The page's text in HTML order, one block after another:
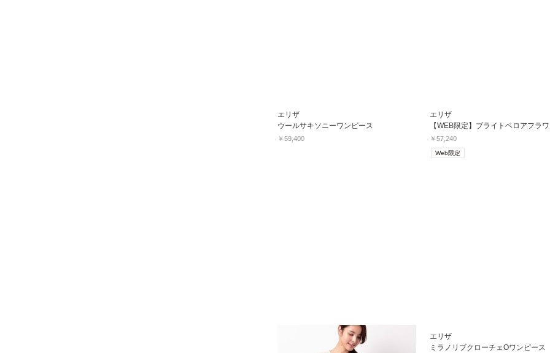
エリザ
ウールサキソニーワンピース
￥59,400
エリザ
￥57,240
Web限定
エリザ
ミラノリブクローチェOワンピース